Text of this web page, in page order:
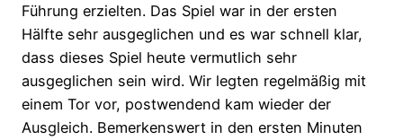
Führung erzielten. Das Spiel war in der ersten
Hälfte sehr ausgeglichen und es war schnell klar,
dass dieses Spiel heute vermutlich sehr
ausgeglichen sein wird. Wir legten regelmäßig mit
einem Tor vor, postwendend kam wieder der
Ausgleich. Bemerkenswert in den ersten Minuten